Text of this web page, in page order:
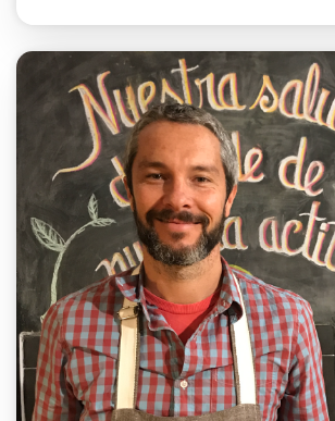
Cocinero y educador,
representa la
gastronómica de
difundiendo la riqueza
productos y el valor de
como expresión del país.
Gourmet, una escuela
cocina para niños, y es
del colectivo Huertas